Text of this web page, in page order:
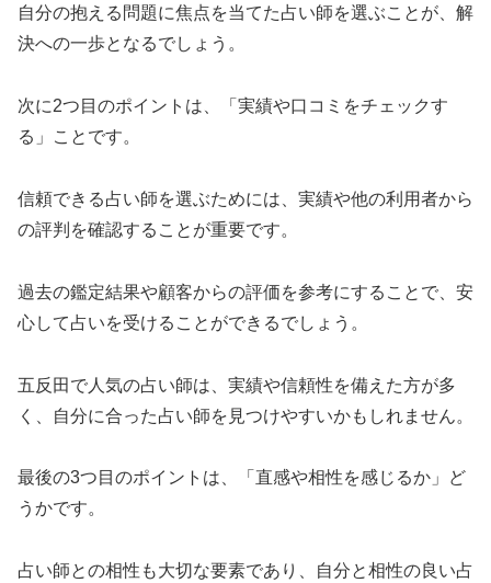
自分の抱える問題に焦点を当てた占い師を選ぶことが、解
決への一歩となるでしょう。
次に2つ目のポイントは、「実績や口コミをチェックす
る」ことです。
信頼できる占い師を選ぶためには、実績や他の利用者から
の評判を確認することが重要です。
過去の鑑定結果や顧客からの評価を参考にすることで、安
心して占いを受けることができるでしょう。
五反田で人気の占い師は、実績や信頼性を備えた方が多
く、自分に合った占い師を見つけやすいかもしれません。
最後の3つ目のポイントは、「直感や相性を感じるか」ど
うかです。
占い師との相性も大切な要素であり、自分と相性の良い占